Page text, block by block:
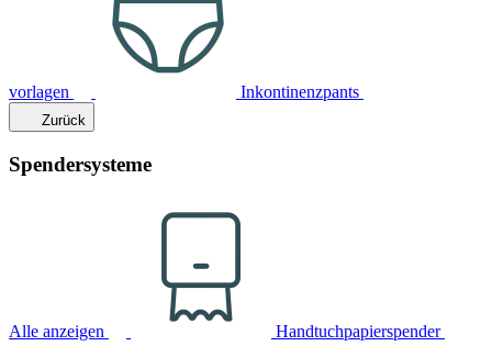
vorlagen Inkontinenzpants
Zurück
Spendersysteme
Alle anzeigen Handtuchpapierspender